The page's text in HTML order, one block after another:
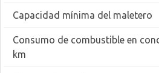
Capacidad mínima del maletero
Consumo de combustible en
km